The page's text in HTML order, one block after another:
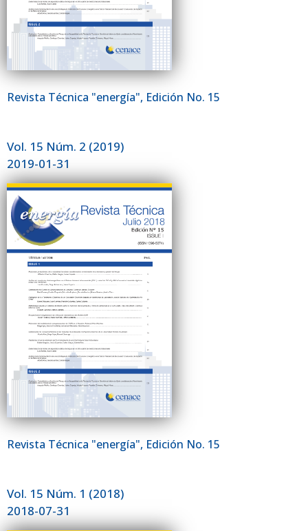
Revista Técnica "energía", Edición No. 15
Vol. 15 Núm. 2 (2019)
2019-01-31
Revista Técnica "energía", Edición No. 15
Vol. 15 Núm. 1 (2018)
2018-07-31